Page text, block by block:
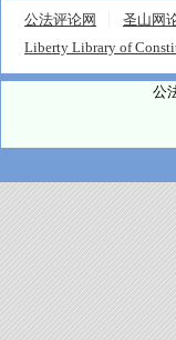
公法评论网 圣山网
Liberty Library of
公